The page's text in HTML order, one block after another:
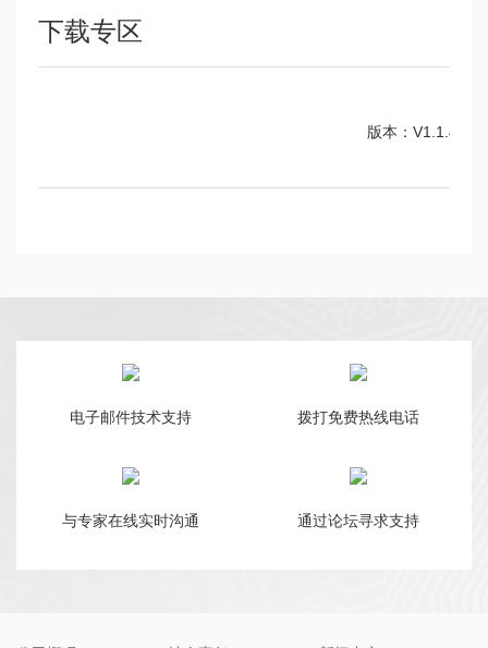
下载专区
版本：V1.1.4
电子邮件技术支持 拨打免费热线电话
与专家在线实时沟通 通过论坛寻求支持